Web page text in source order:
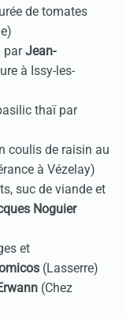
de tomates
parJean-
à Issy-les-
thaï par
coulis de raisin au
à Vézelay)
suc de viande et
Noguier
et
(Lasserre)
(Chez